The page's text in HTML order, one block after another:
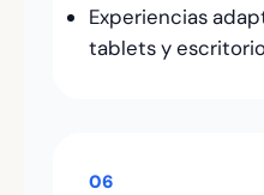
Experiencias
tablets y
06